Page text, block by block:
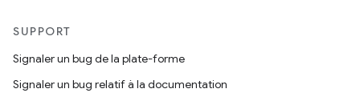
SUPPORT
Signaler un bug de la plate-forme
Signaler un bug relatif à la documentation